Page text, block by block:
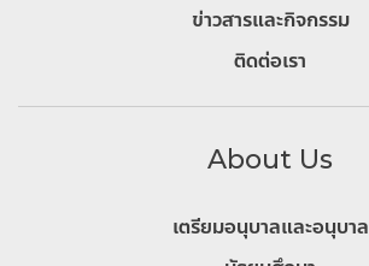
ข่าวสารและกิจกรรม
ติดต่อเรา
About Us
เตรียมอนุบาลและอนุบาล